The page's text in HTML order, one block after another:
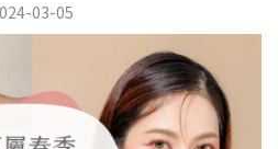
03-05